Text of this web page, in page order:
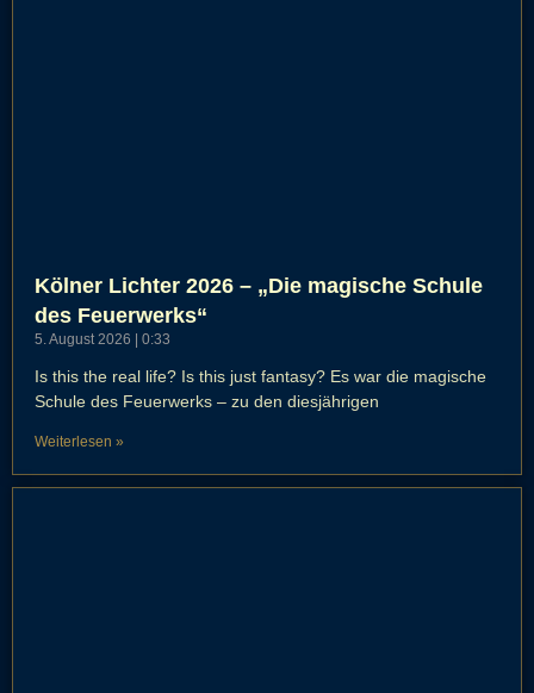
Kölner Lichter 2026 – „Die magische Schule
des Feuerwerks“
5. August 2026 0:33
Is this the real life? Is this just fantasy? Es war die magische
Schule des Feuerwerks – zu den diesjährigen
Weiterlesen »